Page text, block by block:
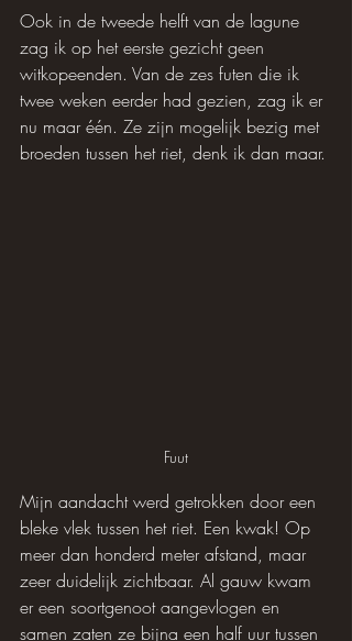
Ook in de tweede helft van de lagune
zag ik op het eerste gezicht geen
witkopeenden. Van de zes futen die ik
twee weken eerder had gezien, zag ik er
nu maar één. Ze zijn mogelijk bezig met
broeden tussen het riet, denk ik dan maar.
Fuut
Mijn aandacht werd getrokken door een
bleke vlek tussen het riet. Een kwak! Op
meer dan honderd meter afstand, maar
zeer duidelijk zichtbaar. Al gauw kwam
er een soortgenoot aangevlogen en
samen zaten ze bijna een half uur tussen